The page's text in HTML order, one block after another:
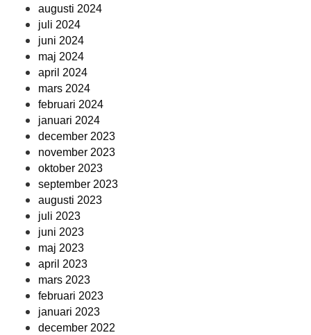
augusti 2024
juli 2024
juni 2024
maj 2024
april 2024
mars 2024
februari 2024
januari 2024
december 2023
november 2023
oktober 2023
september 2023
augusti 2023
juli 2023
juni 2023
maj 2023
april 2023
mars 2023
februari 2023
januari 2023
december 2022